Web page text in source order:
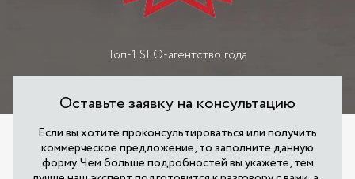
Топ-1 SEO-агентство года
Оставьте заявку на консультацию
Если вы хотите проконсультироваться или получить
коммерческое предложение, то заполните данную
форму. Чем больше подробностей вы укажете, тем